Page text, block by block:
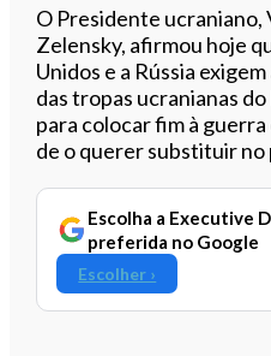
Ouvir
O Presidente ucraniano,
Zelensky, afirmou hoje
Unidos e a Rússia
das tropas ucranianas
para colocar fim à
de o querer substituir no
Escolha a Executive
preferida no Google
Escolher ›